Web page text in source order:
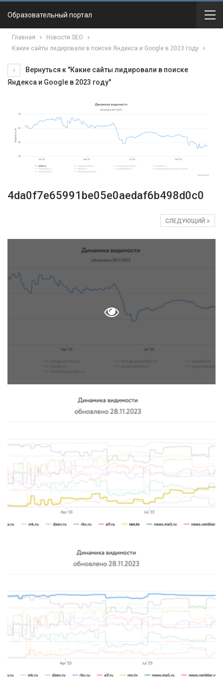
Образовательный портал
Главная
Новости SEO
Какие сайты лидировали в поиске Яндекса и Google в 2023 году
Вернуться к "Какие сайты лидировали в поиске
Яндекса и Google в 2023 году"
4da0f7e65991be05e0aedaf6b498d0c0
СЛЕДУЮЩИЙ